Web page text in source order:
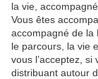
la vie, accompagné.
Vous êtes
accompagné de la
le parcours, la vie
vous l’acceptez, si
distribuant autour